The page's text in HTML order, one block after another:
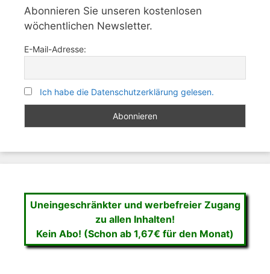
Abonnieren Sie unseren kostenlosen
wöchentlichen Newsletter.
E-Mail-Adresse:
Ich habe die Datenschutzerklärung gelesen.
Uneingeschränkter und werbefreier Zugang
zu allen Inhalten!
Kein Abo! (Schon ab 1,67€ für den Monat)